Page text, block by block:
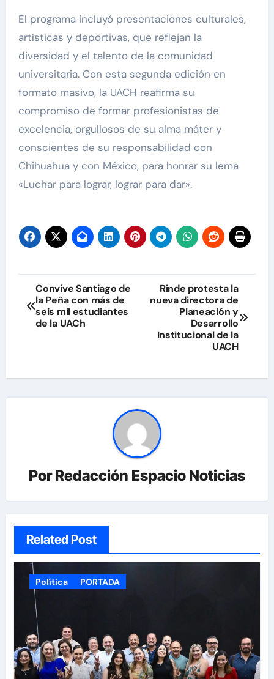
El programa incluyó presentaciones culturales,
artísticas y deportivas, que reflejan la
diversidad y el talento de la comunidad
universitaria. Con esta segunda edición en
formato masivo, la UACH reafirma su
compromiso de formar profesionistas de
excelencia, orgullosos de su alma máter y
conscientes de su responsabilidad con
Chihuahua y con México, para honrar su lema
«Luchar para lograr, lograr para dar».
Navegación
de
Convive Santiago de
la Peña con más de
seis mil estudiantes
de la UACh
Rinde protesta la
nueva directora de
Planeación y
Desarrollo
Institucional de la
UACH
PorRedacción Espacio Noticias
Related Post
Política PORTADA